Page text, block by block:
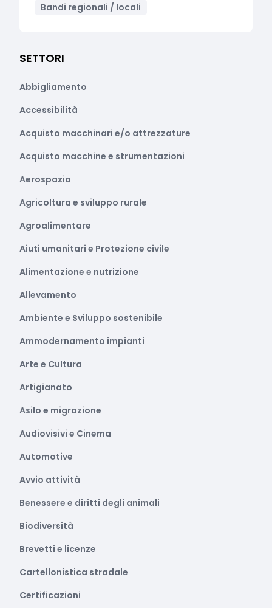
Bandi regionali / locali
SETTORI
Abbigliamento
Accessibilità
Acquisto macchinari e/o attrezzature
Acquisto macchine e strumentazioni
Aerospazio
Agricoltura e sviluppo rurale
Agroalimentare
Aiuti umanitari e Protezione civile
Alimentazione e nutrizione
Allevamento
Ambiente e Sviluppo sostenibile
Ammodernamento impianti
Arte e Cultura
Artigianato
Asilo e migrazione
Audiovisivi e Cinema
Automotive
Avvio attività
Benessere e diritti degli animali
Biodiversità
Brevetti e licenze
Cartellonistica stradale
Certificazioni